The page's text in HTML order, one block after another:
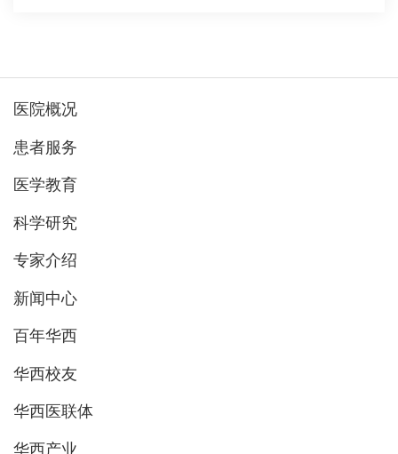
医院概况
患者服务
医学教育
科学研究
专家介绍
新闻中心
百年华西
华西校友
华西医联体
华西产业